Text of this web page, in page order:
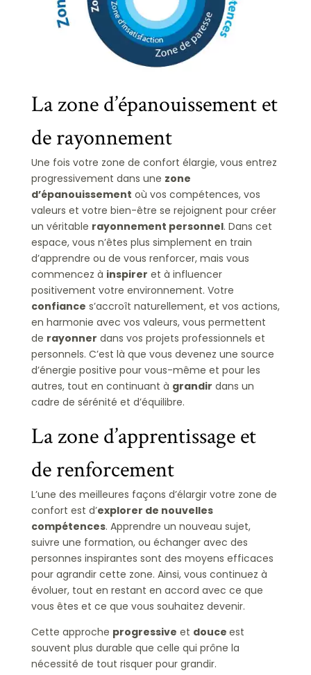
La zone d’épanouissement et
de rayonnement
Une fois votre zone de confort élargie, vous entrez
progressivement dans une zone
d’épanouissement où vos compétences, vos
valeurs et votre bien-être se rejoignent pour créer
un véritable rayonnement personnel. Dans cet
espace, vous n’êtes plus simplement en train
d’apprendre ou de vous renforcer, mais vous
commencez à inspirer et à influencer
positivement votre environnement. Votre
confiance s’accroît naturellement, et vos actions,
en harmonie avec vos valeurs, vous permettent
de rayonner dans vos projets professionnels et
personnels. C’est là que vous devenez une source
d’énergie positive pour vous-même et pour les
autres, tout en continuant à grandir dans un
cadre de sérénité et d’équilibre.
La zone d’apprentissage et
de renforcement
L’une des meilleures façons d’élargir votre zone de
confort est d’explorer de nouvelles
compétences. Apprendre un nouveau sujet,
suivre une formation, ou échanger avec des
personnes inspirantes sont des moyens efficaces
pour agrandir cette zone. Ainsi, vous continuez à
évoluer, tout en restant en accord avec ce que
vous êtes et ce que vous souhaitez devenir.
Cette approche progressive et douce est
souvent plus durable que celle qui prône la
nécessité de tout risquer pour grandir.